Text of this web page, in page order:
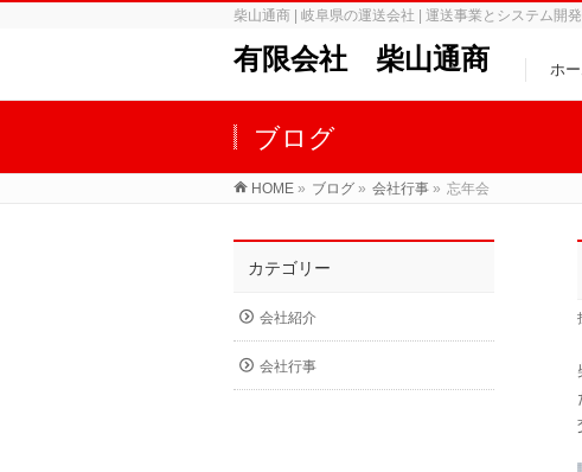
柴山通商 | 岐阜県の運送会社 | 運送事業とシステム開
有限会社 柴山通商 ホ
ブログ
HOME » ブログ » 会社行事 » 忘年会
カテゴリー
会社紹介
会社行事